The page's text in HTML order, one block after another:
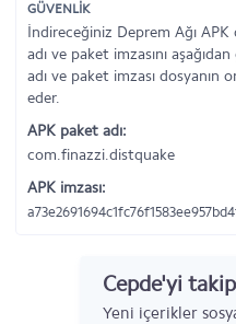
GÜVENLİK
İndireceğiniz Deprem Ağı
adı ve paket imzasını
adı ve paket imzası
eder.
APK paket adı:
com.finazzi.distquake
APK imzası:
Cepde'yi
Yeni içerikler